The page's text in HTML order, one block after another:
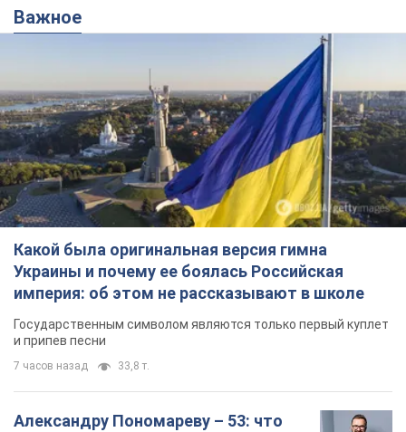
Важное
Какой была оригинальная версия гимна
Украины и почему ее боялась Российская
империя: об этом не рассказывают в школе
Государственным символом являются только первый куплет
и припев песни
7 часов назад 33,8 т.
Александру Пономареву – 53: что